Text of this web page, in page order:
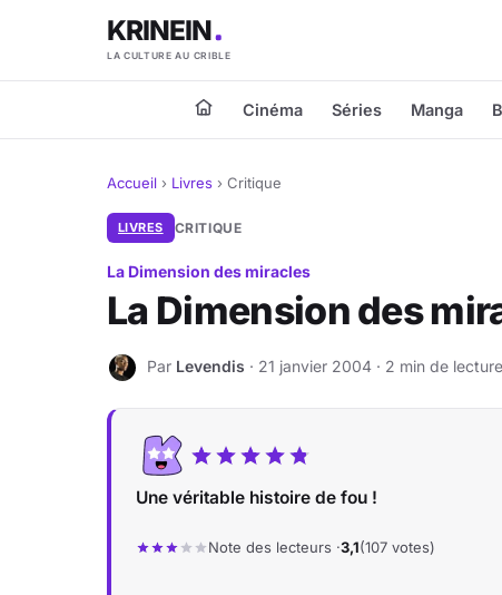
KRINEIN
LA CULTURE AU CRIBLE
Cinéma Séries Manga
Accueil › Livres › Critique
LIVRES CRITIQUE
La Dimension des miracles
La Dimension des
L Par Levendis · 21 janvier 2004 · 2 min de lecture
Une véritable histoire de fou !
Note des lecteurs ·3,1(107 votes)